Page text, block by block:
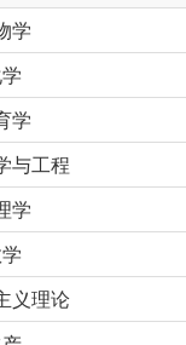
学
学
与工程
学
义理论